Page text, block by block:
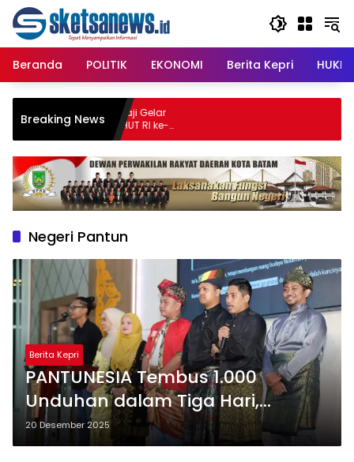
content
Langsung
konten
Beranda
POLITIK EKONOMI Berita Kepri
Breaking News
Raja Haji Gelar
Meriahkan HUT RI ke-
Negeri Pantun
Berita Kepri
PANTUNESIA Tembus 1.000
Unduhan dalam Tiga Hari,
Sambutan Global Berbanding
Terbalik dengan Minat Lokal
20 Desember 2025